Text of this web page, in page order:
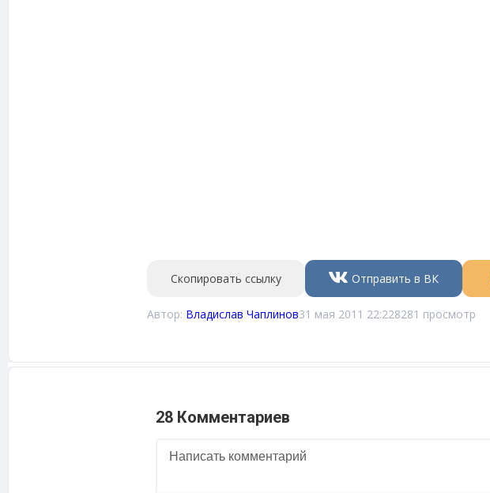
Скопировать ссылку Отправить в ВК
Автор: Владислав Чаплинов31 мая 2011 22:228281 просмотр
28 Комментариев